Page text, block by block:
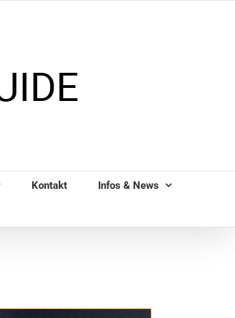
Kontakt Infos & News